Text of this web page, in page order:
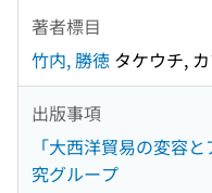
著者標目
竹内, 勝徳 タケウチ,
出版事項
「大西洋貿易の変容
究グループ